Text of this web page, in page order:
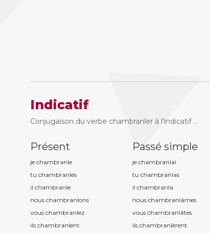
Indicatif
Conjugaison du verbe chambranler à l'indicatif ...
Présent
je chambranle
tu chambranles
il chambranle
nous chambranlons
vous chambranlez
ils chambranlent
Passé simple
je chambranlai
tu chambranlas
il chambranla
nous chambranlâmes
vous chambranlâtes
ils chambranlèrent